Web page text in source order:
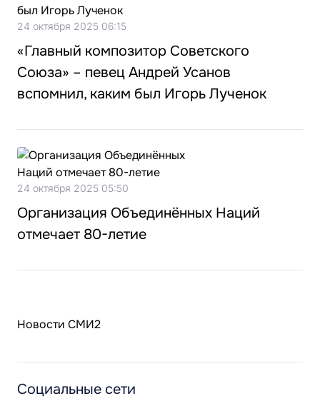
24 октября 2025 06:15
«Главный композитор Советского
Союза» – певец Андрей Усанов
вспомнил, каким был Игорь Лученок
24 октября 2025 05:50
Организация Объединённых Наций
отмечает 80-летие
Новости СМИ2
Социальные сети